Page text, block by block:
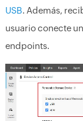
USB. Además,
usuario conecte
endpoints.